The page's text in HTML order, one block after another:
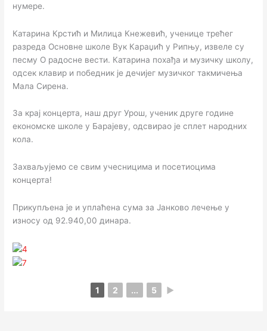
нумере.
Катарина Крстић и Милица Кнежевић, ученице трећег
разреда Основне школе Вук Караџић у Рипњу, извеле су
песму О радосне вести. Катарина похађа и музичку школу,
одсек клавир и победник је дечијег музичког такмичења
Мала Сирена.
За крај концерта, наш друг Урош, ученик друге године
економске школе у Барајеву, одсвирао је сплет народних
кола.
Захваљујемо се свим учесницима и посетиоцима
концерта!
Прикупљена је и уплаћена сума за Јанково лечење у
износу од 92.940,00 динара.
1 2 ... 5 ►